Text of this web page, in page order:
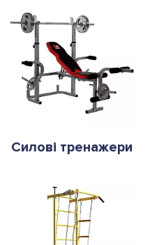
Силові тренажери